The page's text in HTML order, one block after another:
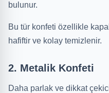
bulunur.
Bu tür konfeti özellikle
hafiftir ve kolay temizlenir.
2. Metalik Konfeti
Daha parlak ve dikkat